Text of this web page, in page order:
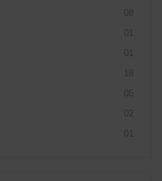
08
01
01
18
05
02
01